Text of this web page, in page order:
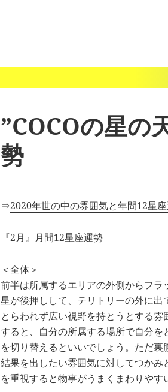
”COCOの星の
勢
⇒2020年世の中の雰囲気と年間12星
『2月』月間12星座運勢
＜全体＞
前半は所属するエリアの外側からフ
星が後押しして、テリトリーの外に
とらわれず広い視野を持とうとする
すると、自分の所属する場所で自分
を切り替えるといいでしょう。ただ
結果を出したい雰囲気に対してつか
を重視すると物事がうまくまわりやす